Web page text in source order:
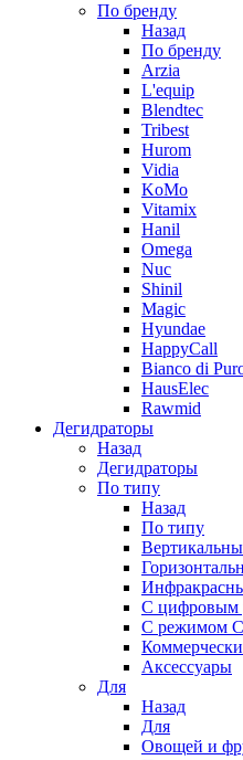
По бренду
Назад
По бренду
Arzia
L'equip
Blendtec
Tribest
Hurom
Vidia
KoMo
Vitamix
Hanil
Omega
Nuc
Shinil
Magic
Hyundae
HappyCall
Bianco di
HausElec
Rawmid
Дегидраторы
Назад
Дегидраторы
По типу
Назад
По типу
С цифровым
С режимом
Аксессуары
Для
Назад
Для
Овощей и